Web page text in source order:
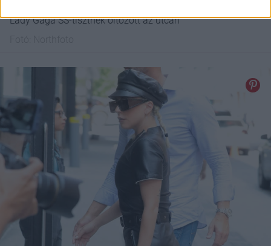
Lady Gaga SS-tisztnek öltözött az utcán